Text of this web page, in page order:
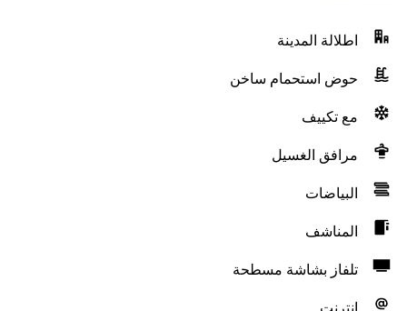
اطلالة المدينة
حوض استحمام ساخن
مع تكييف
مرافق الغسيل
البياضات
المناشف
تلفاز بشاشة مسطحة